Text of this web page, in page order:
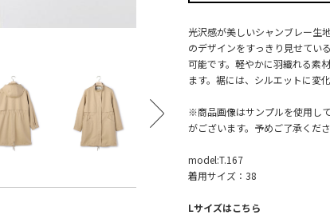
光沢感が美しいシャンブレー生
のデザインをすっきり見せてい
可能です。軽やかに羽織れる素
ます。裾には、シルエットに変
※商品画像はサンプルを使用し
がございます。予めご了承くださ
model:T.167
着用サイズ：38
Lサイズはこちら